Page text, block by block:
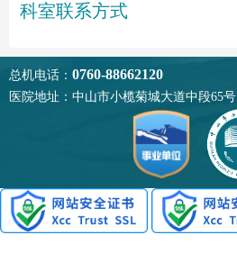
科室联系方式
总机电话： 0760-88662120
医院地址：中山市小榄菊城大道中段65号